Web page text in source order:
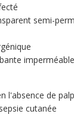
semi-
l'absence de
cutanée